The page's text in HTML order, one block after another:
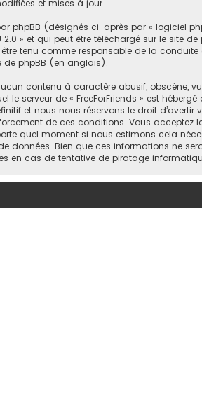
et mises à jour.
phpBB (désignés ci-après par « logiciel
2.0 » et qui peut être téléchargé sur le site de
tenu comme responsable de la
de phpBB (en anglais).
contenu à caractère abusif, obscène,
le serveur de « FreeForFriends » est
et nous nous réservons le droit d’avertir
de ces conditions. Vous acceptez
quel moment si nous estimons cela
données. Bien que ces informations ne
en cas de tentative de piratage